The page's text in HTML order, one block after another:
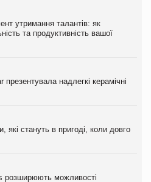
утримання талантів: як
та продуктивність вашої
надлегкі керамічні
які стануть в пригоді, коли довго
розширюють можливості